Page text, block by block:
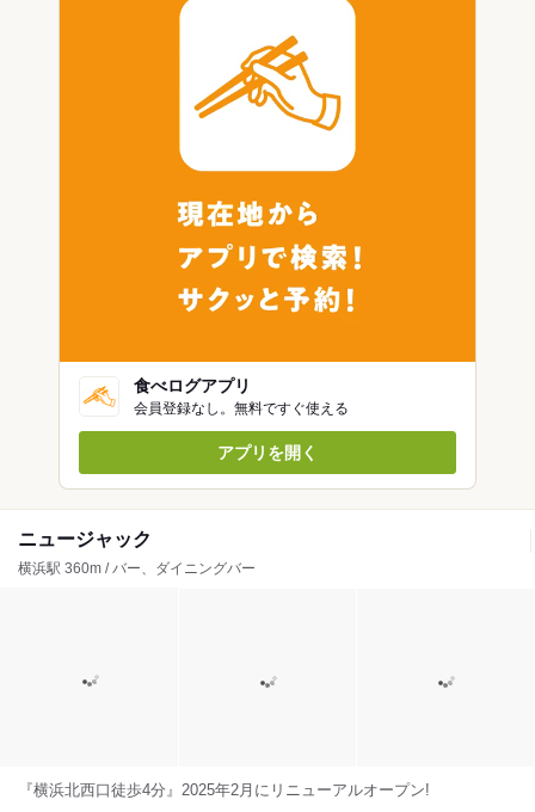
食べログアプリ
会員登録なし。無料ですぐ使える
アプリを開く
ニュージャック
横浜駅 360m / バー、ダイニングバー
『横浜北西口徒歩4分』2025年2月にリニューアルオープン!